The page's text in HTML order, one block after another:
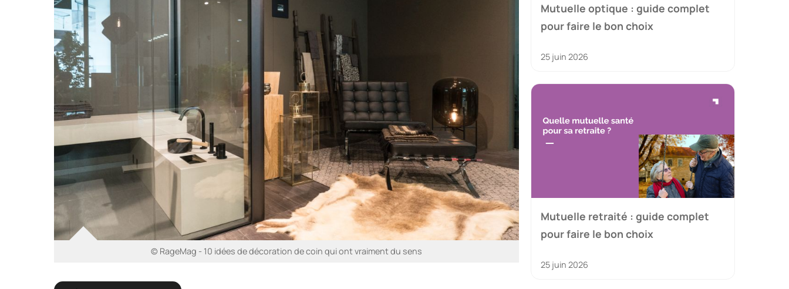
© RageMag - 10 idées de décoration de coin qui ont vraiment du sens
Mutuelle optique : guide complet
pour faire le bon choix
25 juin 2026
Mutuelle retraité : guide complet
pour faire le bon choix
25 juin 2026